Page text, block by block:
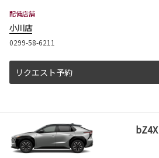
2026-06-18
ハイエース コミューター 一部改良
ハイエース コミューターが一部改良となりまし
ハイエース コミューターは茨城トヨタから。
2026-06-04
ピクシスバン 一部改良
配備店舗
小川店
0299-58-6211
リクエスト予約
bZ4X